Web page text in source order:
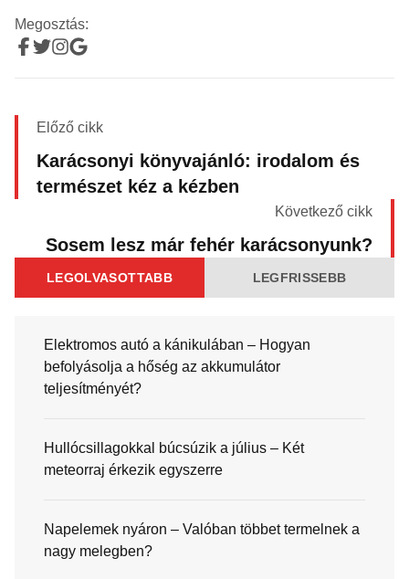
Megosztás:
Előző cikk
Karácsonyi könyvajánló: irodalom és
természet kéz a kézben
Következő cikk
Sosem lesz már fehér karácsonyunk?
LEGOLVASOTTABB LEGFRISSEBB
Elektromos autó a kánikulában – Hogyan
befolyásolja a hőség az akkumulátor
teljesítményét?
Hullócsillagokkal búcsúzik a július – Két
meteorraj érkezik egyszerre
Napelemek nyáron – Valóban többet termelnek a
nagy melegben?